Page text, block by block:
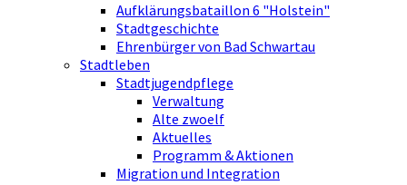
Aufklärungsbataillon 6 "Holstein"
Stadtgeschichte
Ehrenbürger von Bad Schwartau
Stadtleben
Stadtjugendpflege
Verwaltung
Alte zwoelf
Aktuelles
Programm & Aktionen
Migration und Integration